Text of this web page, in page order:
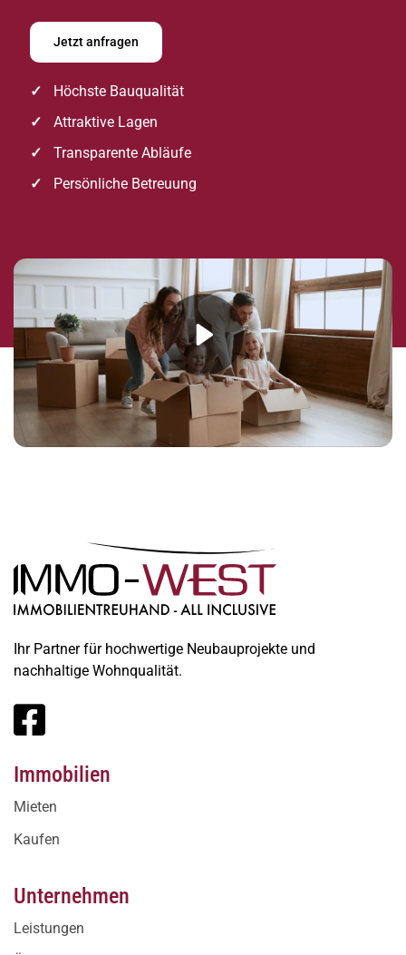
Jetzt anfragen
Höchste Bauqualität
Attraktive Lagen
Transparente Abläufe
Persönliche Betreuung
Ihr Partner für hochwertige Neubauprojekte und
nachhaltige Wohnqualität.
Immobilien
Mieten
Kaufen
Unternehmen
Leistungen